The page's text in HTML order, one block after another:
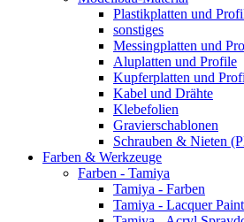
Plastikplatten und
sonstiges
Messingplatten und
Aluplatten und Profile
Kupferplatten und
Kabel und Drähte
Klebefolien
Gravierschablonen
Schrauben & Nieten
Farben & Werkzeuge
Farben - Tamiya
Tamiya - Farben
Tamiya - Lacquer